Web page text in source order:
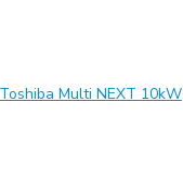
Multi NEXT 10kW